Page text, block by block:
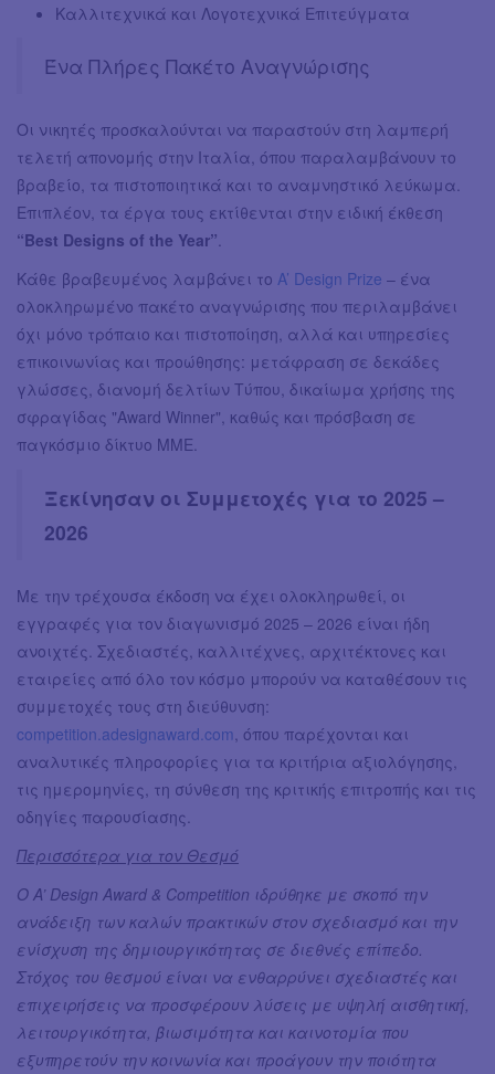
Καλλιτεχνικά και Λογοτεχνικά Επιτεύγματα
Ένα Πλήρες Πακέτο Αναγνώρισης
Οι νικητές προσκαλούνται να παραστούν στη λαμπερή
τελετή απονομής στην Ιταλία, όπου παραλαμβάνουν το
βραβείο, τα πιστοποιητικά και το αναμνηστικό λεύκωμα.
Επιπλέον, τα έργα τους εκτίθενται στην ειδική έκθεση
“Best Designs of the Year”
Κάθε βραβευμένος λαμβάνει το A’ Design Prize – ένα
ολοκληρωμένο πακέτο αναγνώρισης που περιλαμβάνει
όχι μόνο τρόπαιο και πιστοποίηση, αλλά και υπηρεσίες
επικοινωνίας και προώθησης: μετάφραση σε δεκάδες
γλώσσες, διανομή δελτίων Τύπου, δικαίωμα χρήσης της
σφραγίδας "Award Winner", καθώς και πρόσβαση σε
παγκόσμιο δίκτυο ΜΜΕ.
Ξεκίνησαν οι Συμμετοχές για το 2025 –
2026
Με την τρέχουσα έκδοση να έχει ολοκληρωθεί, οι
εγγραφές για τον διαγωνισμό 2025 – 2026 είναι ήδη
ανοιχτές. Σχεδιαστές, καλλιτέχνες, αρχιτέκτονες και
εταιρείες από όλο τον κόσμο μπορούν να καταθέσουν τις
συμμετοχές τους στη διεύθυνση:
competition.adesignaward.com , όπου παρέχονται και
αναλυτικές πληροφορίες για τα κριτήρια αξιολόγησης,
τις ημερομηνίες, τη σύνθεση της κριτικής επιτροπής και τις
οδηγίες παρουσίασης.
Περισσότερα για τον Θεσμό
Ο A’ Design Award & Competition ιδρύθηκε με σκοπό την
ανάδειξη των καλών πρακτικών στον σχεδιασμό και την
ενίσχυση της δημιουργικότητας σε διεθνές επίπεδο.
Στόχος του θεσμού είναι να ενθαρρύνει σχεδιαστές και
επιχειρήσεις να προσφέρουν λύσεις με υψηλή αισθητική,
λειτουργικότητα, βιωσιμότητα και καινοτομία που
εξυπηρετούν την κοινωνία και προάγουν την ποιότητα